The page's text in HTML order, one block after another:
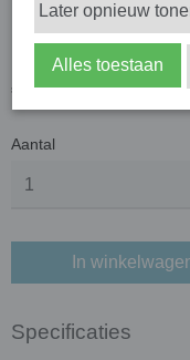
€ 16,10
Aantal
In
Specificaties
Later opnieuw
Alles toestaan